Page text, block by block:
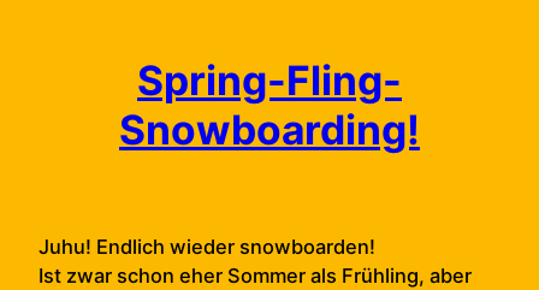
Spring-Fling-
Snowboarding!
Juhu! Endlich wieder snowboarden!
Ist zwar schon eher Sommer als Frühling, aber